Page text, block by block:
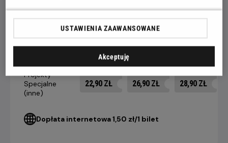
CENNIK
14 dni +
do seansu
Projekty
Specjalne
(inne)
22,90 ZŁ 26,90 ZŁ 28,90 ZŁ
Dopłata internetowa 1,50 zł/1 bilet
USTAWIENIA ZAAWANSOWANE
Akceptuję